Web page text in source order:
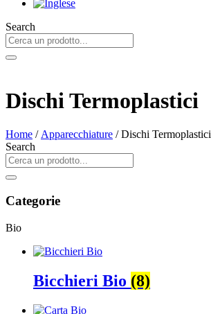
Search
Dischi Termoplastici
Home / Apparecchiature / Dischi Termoplastici
Search
Categorie
Bio
Bicchieri Bio (8)